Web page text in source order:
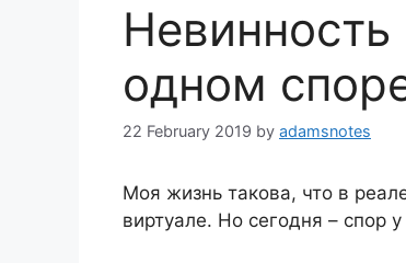
одном
22 February 2019 by adamsnotes
Моя жизнь такова, что в
виртуале. Но сегодня –